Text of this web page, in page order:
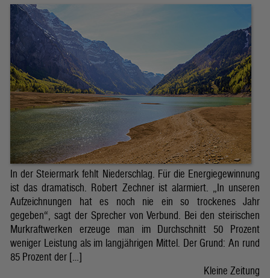
In der Steiermark fehlt Niederschlag. Für die Energiegewinnung
ist das dramatisch. Robert Zechner ist alarmiert. „In unseren
Aufzeichnungen hat es noch nie ein so trockenes Jahr
gegeben“, sagt der Sprecher von Verbund. Bei den steirischen
Murkraftwerken erzeuge man im Durchschnitt 50 Prozent
weniger Leistung als im langjährigen Mittel. Der Grund: An rund
85 Prozent der […]
Kleine Zeitung